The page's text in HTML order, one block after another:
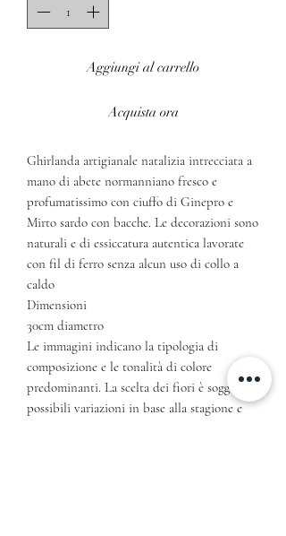
Aggiungi al carrello
Acquista ora
Ghirlanda artigianale natalizia intrecciata a
mano di abete normanniano fresco e
profumatissimo con ciuffo di Ginepro e
Mirto sardo con bacche. Le decorazioni sono
naturali e di essiccatura autentica lavorate
con fil di ferro senza alcun uso di collo a
caldo
Dimensioni
30cm diametro
Le immagini indicano la tipologia di
composizione e le tonalità di colore
predominanti. La scelta dei fiori è soggetta a
possibili variazioni in base alla stagione e